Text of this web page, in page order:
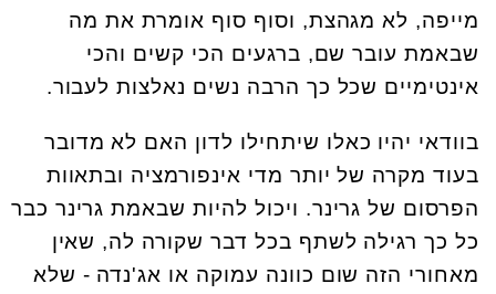
מייפה, לא מגהצת, וסוף סוף אומרת את מה
שבאמת עובר שם, ברגעים הכי קשים והכי
אינטימיים שכל כך הרבה נשים נאלצות לעבור.
בוודאי יהיו כאלו שיתחילו לדון האם לא מדובר
בעוד מקרה של יותר מדי אינפורמציה ובתאוות
הפרסום של גרינר. ויכול להיות שבאמת גרינר כבר
כל כך רגילה לשתף בכל דבר שקורה לה, שאין
מאחורי הזה שום כוונה עמוקה או אג'נדה - שלא